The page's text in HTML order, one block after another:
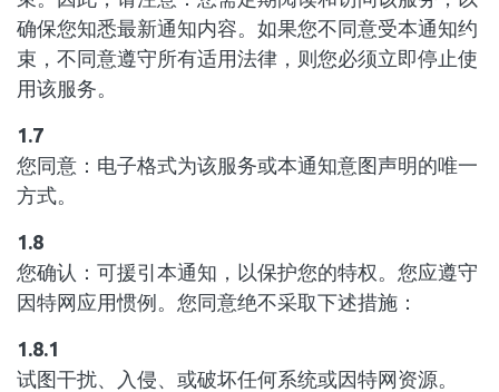
确保您知悉最新通知内容。如果您不同意受本通知约
束，不同意遵守所有适用法律，则您必须立即停止使
用该服务。
1.7
您同意：电子格式为该服务或本通知意图声明的唯一
方式。
1.8
您确认：可援引本通知，以保护您的特权。您应遵守
因特网应用惯例。您同意绝不采取下述措施：
1.8.1
试图干扰、入侵、或破坏任何系统或因特网资源。